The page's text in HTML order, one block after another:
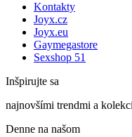
Kontakty
Joyx.cz
Joyx.eu
Gaymegastore
Sexshop 51
Inšpirujte sa
najnovšími trendmi a
Denne na našom